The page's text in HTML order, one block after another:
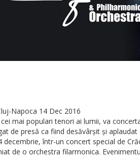
Napoca 14 Dec 2016
mai populari tenori ai lumii, va
de presă ca fiind desăvârșit și
într-un concert special de
de o orchestra filarmonica.